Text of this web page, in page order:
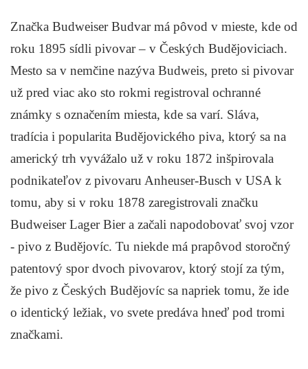
Značka Budweiser Budvar má pôvod v mieste, kde od
roku 1895 sídli pivovar – v Českých Budějoviciach.
Mesto sa v nemčine nazýva Budweis, preto si pivovar
už pred viac ako sto rokmi registroval ochranné
známky s označením miesta, kde sa varí. Sláva,
tradícia i popularita Budějovického piva, ktorý sa na
americký trh vyvážalo už v roku 1872 inšpirovala
podnikateľov z pivovaru Anheuser-Busch v USA k
tomu, aby si v roku 1878 zaregistrovali značku
Budweiser Lager Bier a začali napodobovať svoj vzor
- pivo z Budějovíc. Tu niekde má prapôvod storočný
patentový spor dvoch pivovarov, ktorý stojí za tým,
že pivo z Českých Budějovíc sa napriek tomu, že ide
o identický ležiak, vo svete predáva hneď pod tromi
značkami.